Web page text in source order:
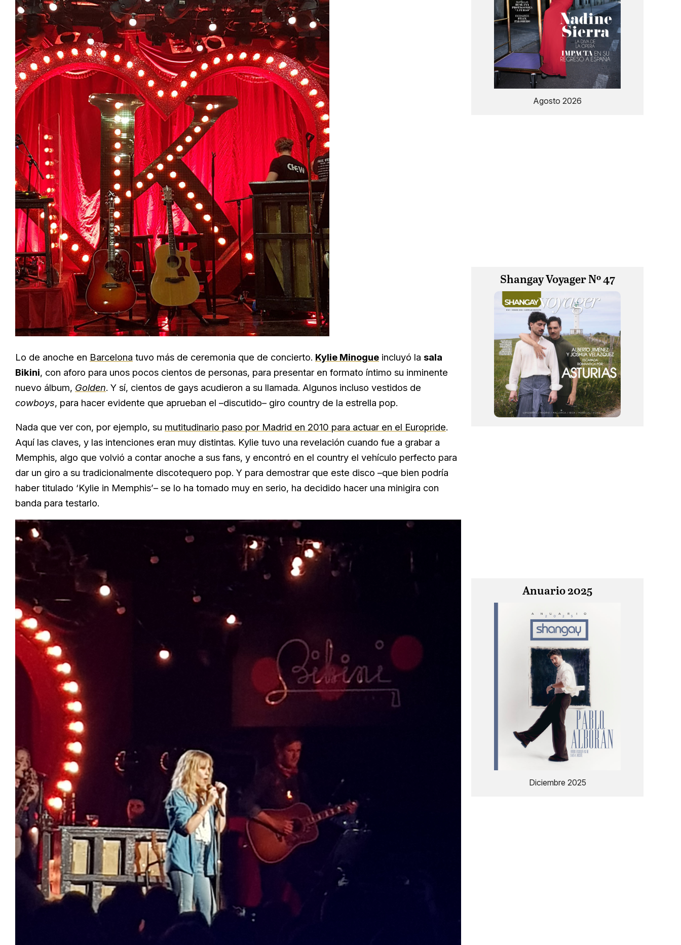
Lo de anoche en Barcelona tuvo más de ceremonia que de concierto. Kylie Minogue incluyó la sala
Bikini, con aforo para unos pocos cientos de personas, para presentar en formato íntimo su inminente
nuevo álbum, Golden. Y sí, cientos de gays acudieron a su llamada. Algunos incluso vestidos de
cowboys, para hacer evidente que aprueban el –discutido– giro country de la estrella pop.
Nada que ver con, por ejemplo, su mutitudinario paso por Madrid en 2010 para actuar en el Europride.
Aquí las claves, y las intenciones eran muy distintas. Kylie tuvo una revelación cuando fue a grabar a
Memphis, algo que volvió a contar anoche a sus fans, y encontró en el country el vehículo perfecto para
dar un giro a su tradicionalmente discotequero pop. Y para demostrar que este disco –que bien podría
haber titulado ‘Kylie in Memphis’– se lo ha tomado muy en serio, ha decidido hacer una minigira con
banda para testarlo.
Agosto 2026
Shangay Voyager Nº 47
Anuario 2025
Diciembre 2025